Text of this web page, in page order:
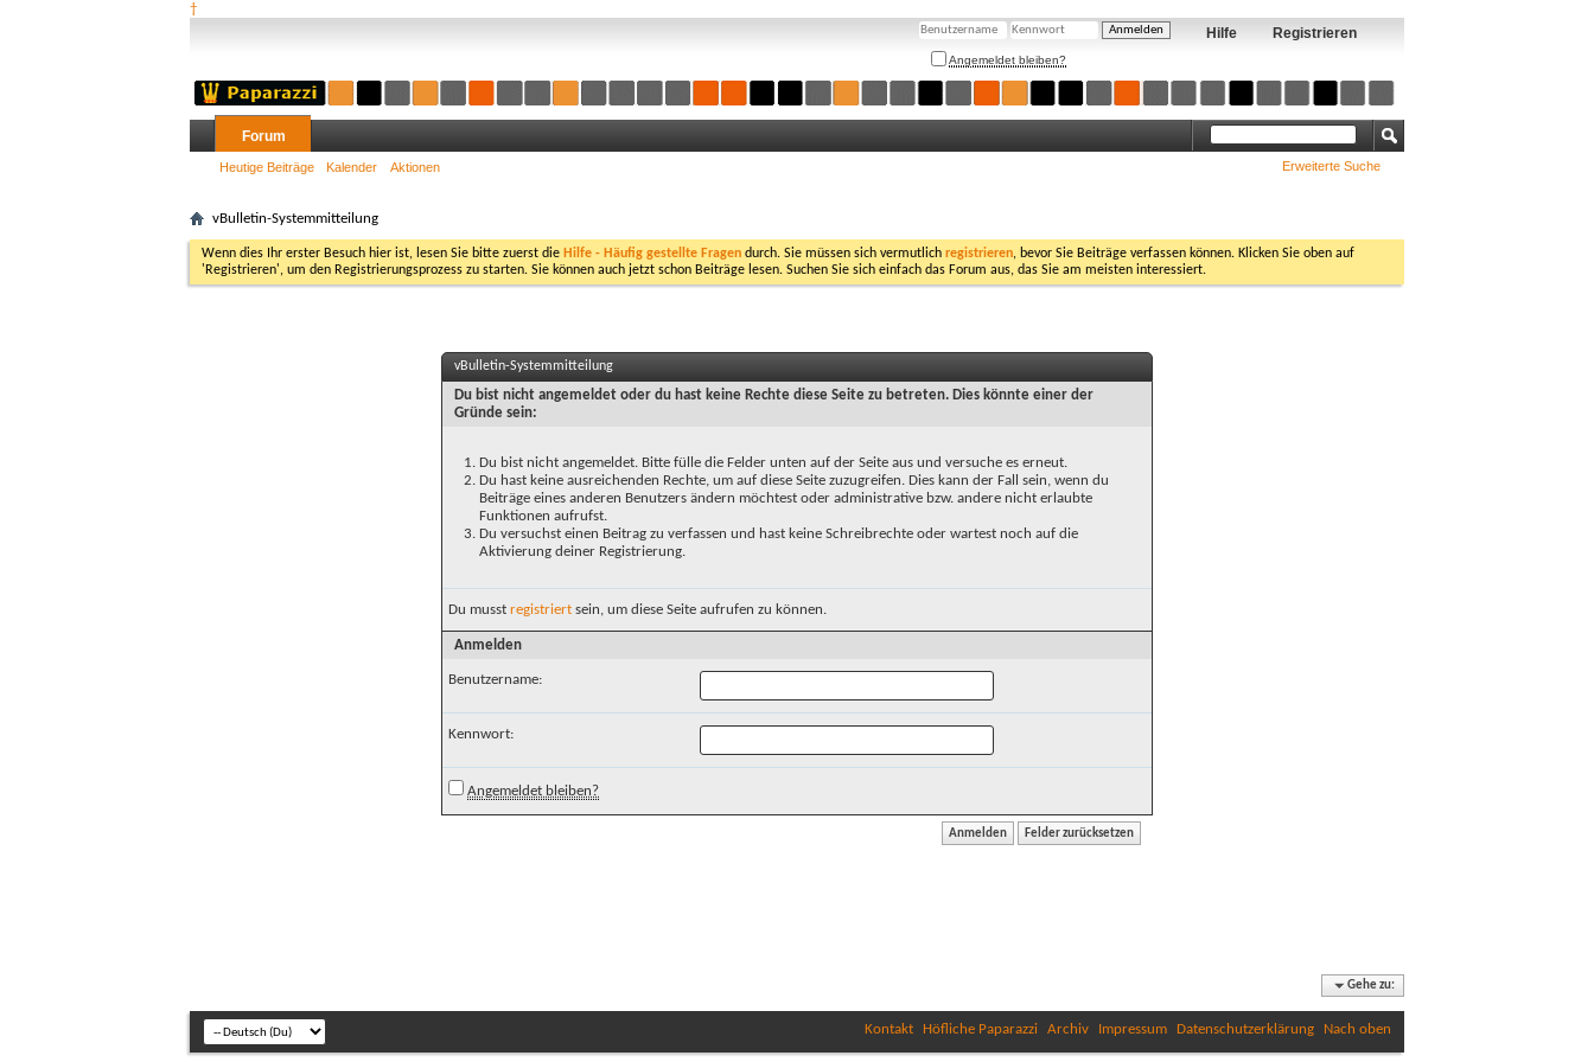
†
Registrieren
Hilfe
Angemeldet bleiben?
Forum
Heutige Beiträge Kalender Aktionen Erweiterte Suche
vBulletin-Systemmitteilung
Wenn dies Ihr erster Besuch hier ist, lesen Sie bitte zuerst die Hilfe - Häufig gestellte Fragen durch. Sie müssen sich vermutlich registrieren, bevor Sie Beiträge verfassen können. Klicken Sie oben auf
'Registrieren', um den Registrierungsprozess zu starten. Sie können auch jetzt schon Beiträge lesen. Suchen Sie sich einfach das Forum aus, das Sie am meisten interessiert.
vBulletin-Systemmitteilung
Du bist nicht angemeldet oder du hast keine Rechte diese Seite zu betreten. Dies könnte einer der
Gründe sein:
Du bist nicht angemeldet. Bitte fülle die Felder unten auf der Seite aus und versuche es erneut.
Du hast keine ausreichenden Rechte, um auf diese Seite zuzugreifen. Dies kann der Fall sein, wenn du
Beiträge eines anderen Benutzers ändern möchtest oder administrative bzw. andere nicht erlaubte
Funktionen aufrufst.
Du versuchst einen Beitrag zu verfassen und hast keine Schreibrechte oder wartest noch auf die
Aktivierung deiner Registrierung.
Du musst registriert sein, um diese Seite aufrufen zu können.
Anmelden
Benutzername:
Kennwort:
Angemeldet bleiben?
Gehe zu:
Kontakt Höfliche Paparazzi Archiv Impressum Datenschutzerklärung Nach oben